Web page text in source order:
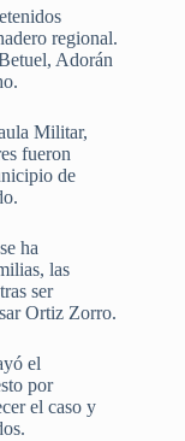
regional.
Adorán
Militar,
fueron
de
ha
las
ser
Ortiz Zorro.
el
por
el caso y